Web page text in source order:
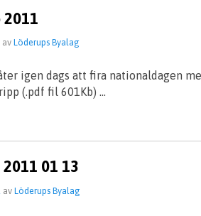
av Löderups Byalag
igen dags att fira nationaldagen
(.pdf fil 601Kb) …
01 13
av Löderups Byalag